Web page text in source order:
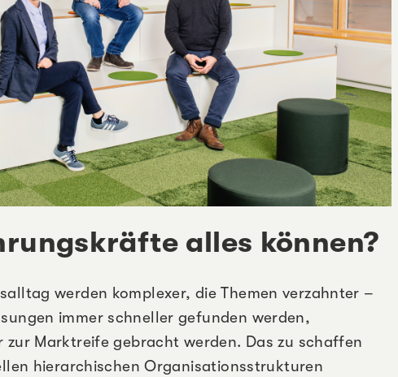
alles können?
werden komplexer, die Themen verzahnter –
immer schneller gefunden werden,
zur Marktreife gebracht werden. Das zu schaffen
hierarchischen Organisationsstrukturen